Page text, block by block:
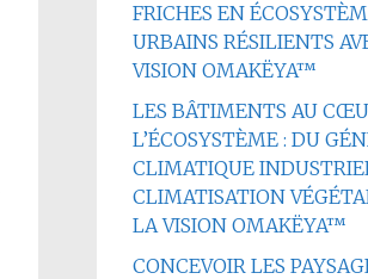
FRICHES EN
URBAINS RÉSILIENTS
VISION OMAKËYA™
LES BÂTIMENTS AU
L’ÉCOSYSTÈME : DU
CLIMATIQUE
CLIMATISATION
LA VISION OMAKËYA™
CONCEVOIR LES